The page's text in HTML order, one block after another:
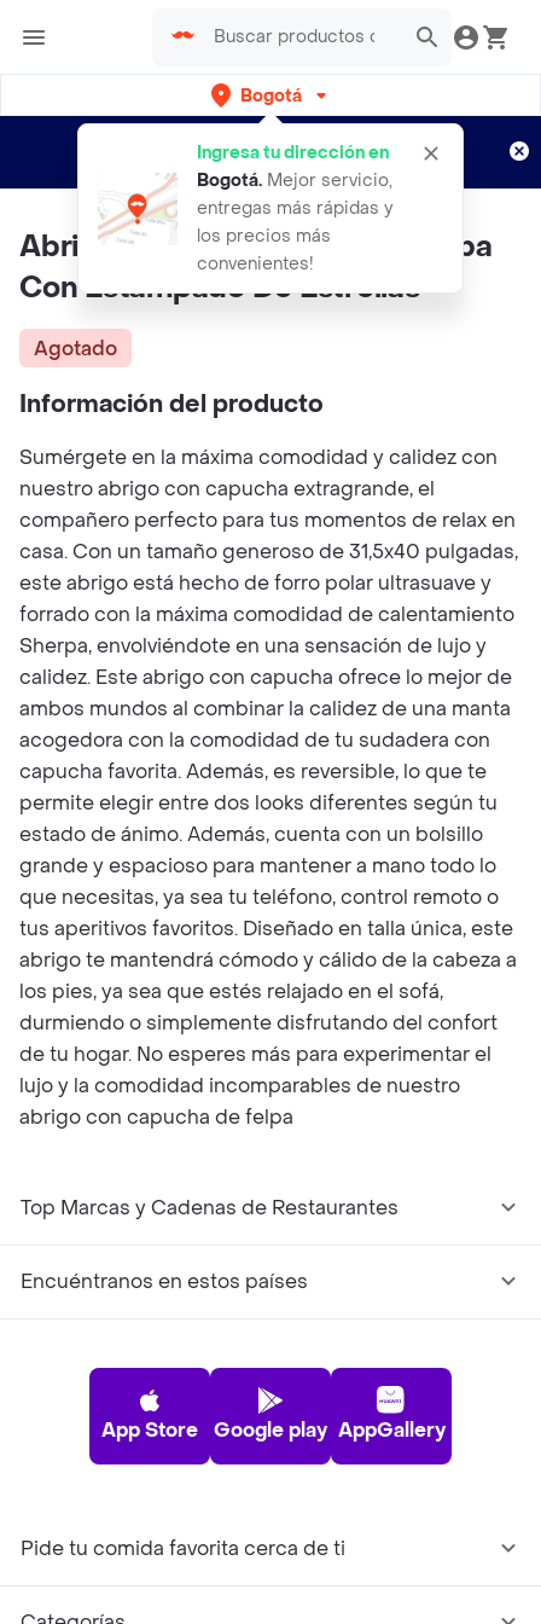
Bogotá
Ingresa tu dirección en
Bogotá. Mejor servicio,
entregas más rápidas y
los precios más
convenientes!
envíos gratis por semanas
Aplican TyC
Abrigo Cobija Luminosa De Felpa
Con Estampado De Estrellas
Agotado
Información del producto
Sumérgete en la máxima comodidad y calidez con
nuestro abrigo con capucha extragrande, el
compañero perfecto para tus momentos de relax en
casa. Con un tamaño generoso de 31,5x40 pulgadas,
este abrigo está hecho de forro polar ultrasuave y
forrado con la máxima comodidad de calentamiento
Sherpa, envolviéndote en una sensación de lujo y
calidez. Este abrigo con capucha ofrece lo mejor de
ambos mundos al combinar la calidez de una manta
acogedora con la comodidad de tu sudadera con
capucha favorita. Además, es reversible, lo que te
permite elegir entre dos looks diferentes según tu
estado de ánimo. Además, cuenta con un bolsillo
grande y espacioso para mantener a mano todo lo
que necesitas, ya sea tu teléfono, control remoto o
tus aperitivos favoritos. Diseñado en talla única, este
abrigo te mantendrá cómodo y cálido de la cabeza a
los pies, ya sea que estés relajado en el sofá,
durmiendo o simplemente disfrutando del confort
de tu hogar. No esperes más para experimentar el
lujo y la comodidad incomparables de nuestro
abrigo con capucha de felpa
Top Marcas y Cadenas de Restaurantes
Encuéntranos en estos países
App Store Google play AppGallery
Pide tu comida favorita cerca de ti